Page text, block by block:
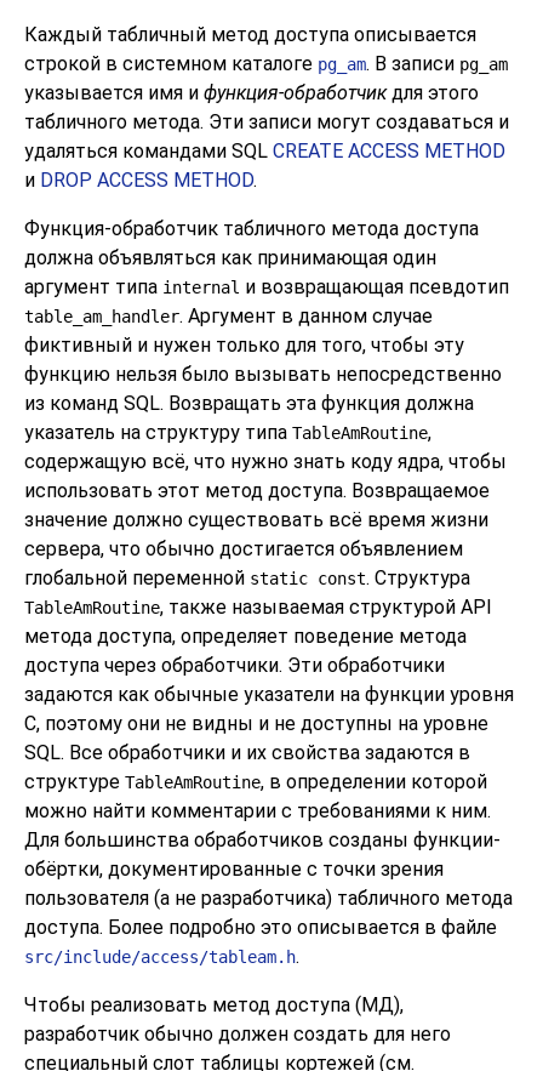
Каждый табличный метод доступа описывается
строкой в системном каталоге pg_am. В записи pg_am
указывается имя и функция-обработчикдля этого
табличного метода. Эти записи могут создаваться и
удаляться командами SQL CREATE ACCESS METHOD
и DROP ACCESS METHOD.
Функция-обработчик табличного метода доступа
должна объявляться как принимающая один
аргумент типа internal и возвращающая псевдотип
table_am_handler. Аргумент в данном случае
фиктивный и нужен только для того, чтобы эту
функцию нельзя было вызывать непосредственно
из команд SQL. Возвращать эта функция должна
указатель на структуру типа TableAmRoutine,
содержащую всё, что нужно знать коду ядра, чтобы
использовать этот метод доступа. Возвращаемое
значение должно существовать всё время жизни
сервера, что обычно достигается объявлением
глобальной переменной static const. Структура
TableAmRoutine, также называемая структурой API
метода доступа, определяет поведение метода
доступа через обработчики. Эти обработчики
задаются как обычные указатели на функции уровня
C, поэтому они не видны и не доступны на уровне
SQL. Все обработчики и их свойства задаются в
структуре TableAmRoutine, в определении которой
можно найти комментарии с требованиями к ним.
Для большинства обработчиков созданы функции-
обёртки, документированные с точки зрения
пользователя (а не разработчика) табличного метода
доступа. Более подробно это описывается в файле
src/include/access/tableam.h.
Чтобы реализовать метод доступа (МД),
разработчик обычно должен создать для него
специальный слот таблицы кортежей (см.